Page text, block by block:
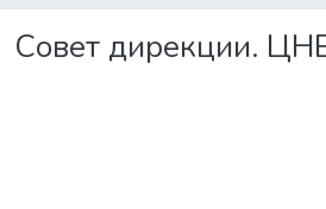
Совет дирекции.